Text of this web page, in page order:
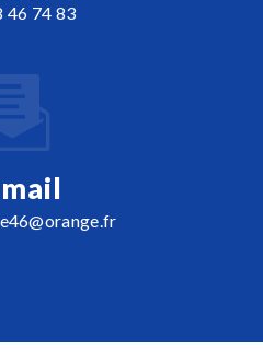
46 74 83